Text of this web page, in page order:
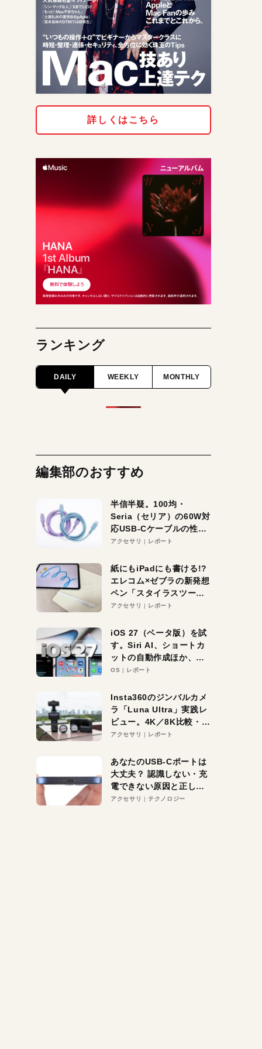
詳しくはこちら
ランキング
DAILY WEEKLY MONTHLY
編集部のおすすめ
半信半疑。100均・
Seria（セリア）の60W対
応USB-Cケーブルの性能
を検証。超コスパの1本を
アクセサリ レポート
紙にもiPadにも書ける!?
エレコム×ゼブラの新発想
ペン「スタイラスツーウ
ェイ」レビュー。持ち替
アクセサリ レポート
iOS 27（ベータ版）を試
す。Siri AI、ショートカ
ットの自動作成ほか、期
待大の便利機能5選。
る未来はすぐそこ！
OS レポート
Insta360のジンバルカメ
ラ「Luna Ultra」実践レ
ビュー。4K／8K比較・ズ
ーム・夜間撮影をチェッ
アクセサリ レポート
あなたのUSB-Cポートは
大丈夫？ 認識しない・充
電できない原因と正しい
対策
アクセサリ テクノロジー